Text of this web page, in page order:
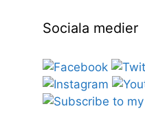
Sociala medier